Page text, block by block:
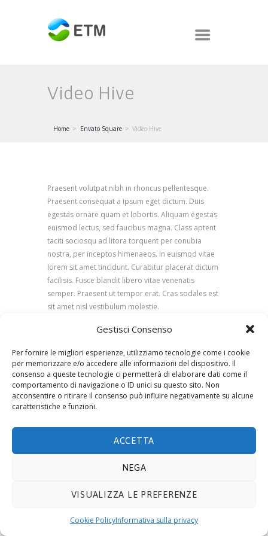
Gestisci Consenso
Per fornire le migliori esperienze, utilizziamo tecnologie come i cookie
per memorizzare e/o accedere alle informazioni del dispositivo. Il
consenso a queste tecnologie ci permetterà di elaborare dati come il
comportamento di navigazione o ID unici su questo sito. Non
acconsentire o ritirare il consenso può influire negativamente su alcune
caratteristiche e funzioni.
ACCETTA
NEGA
VISUALIZZA LE PREFERENZE
Cookie PolicyInformativa sulla privacy
Video Hive
Home Envato Square Video Hive
Praesent volutpat nibh in rhoncus pellentesque.
Praesent consequat a ipsum eget dictum. Duis
egestas ornare quam et lobortis. Aliquam egestas
euismod lectus, sed faucibus magna. Class aptent
taciti sociosqu ad litora torquent per conubia
nostra, per inceptos himenaeos. In euismod vitae
lorem sit amet tincidunt. Curabitur placerat dictum
facilisis. Fusce blandit libero vitae venenatis
semper. Praesent ut tempor erat. Cras sodales est
sit amet nisl vestibulum molestie.
© 2019 ECOTECNOLOGIE MIETTO SRL -Via Adda
10, 20021 BOLLATE (MI) - P.IVA 08441330159. E-mail
info@ecomietto.it